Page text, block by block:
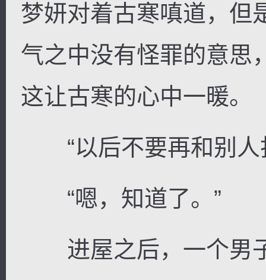
梦妍对着古寒嗔道，但
气之中没有怪罪的意思
这让古寒的心中一暖。
“以后不要再和别人
“嗯，知道了。”
进屋之后，一个男